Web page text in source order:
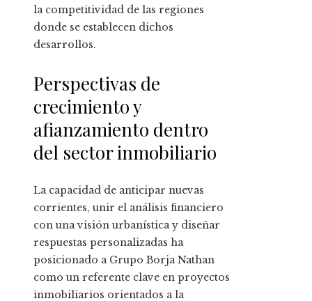
la competitividad de las regiones
donde se establecen dichos
desarrollos.
Perspectivas de
crecimiento y
afianzamiento dentro
del sector inmobiliario
La capacidad de anticipar nuevas
corrientes, unir el análisis financiero
con una visión urbanística y diseñar
respuestas personalizadas ha
posicionado a Grupo Borja Nathan
como un referente clave en proyectos
inmobiliarios orientados a la